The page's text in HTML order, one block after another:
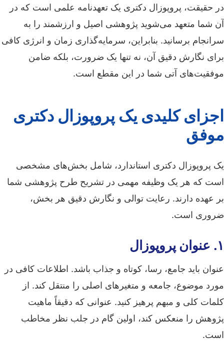
در حقیقت، پروپوزال دکتری یک تعهدنامه علمی است که در
آن شما متعهد می‌شوید پژوهشی اصیل و ارزشمند را به
سرانجام برسانید. بنابراین، سرمایه‌گذاری زمان و انرژی کافی
برای نگارش دقیق آن، نه تنها یک ضرورت، بلکه ضامن
موفقیت‌های آتی شما در این مقطع است.
اجزای کلیدی یک پروپوزال دکتری
موفق
یک پروپوزال دکتری استاندارد، شامل بخش‌های مشخصی
است که هر یک وظیفه مهمی در تشریح طرح پژوهشی شما
بر عهده دارند. رعایت توالی و نگارش دقیق هر بخش،
ضروری است.
۱. عنوان پروپوزال
عنوان باید جامع، رسا، کوتاه و جذاب باشد. اطلاعات کافی در
مورد موضوع، جامعه و متغیرهای اصلی را منتقل کند. از
کلمات کلی و مبهم پرهیز کنید. عنوانی که دقیقاً ماهیت
پژوهش را منعکس کند، اولین گام در جلب نظر مخاطب
است.